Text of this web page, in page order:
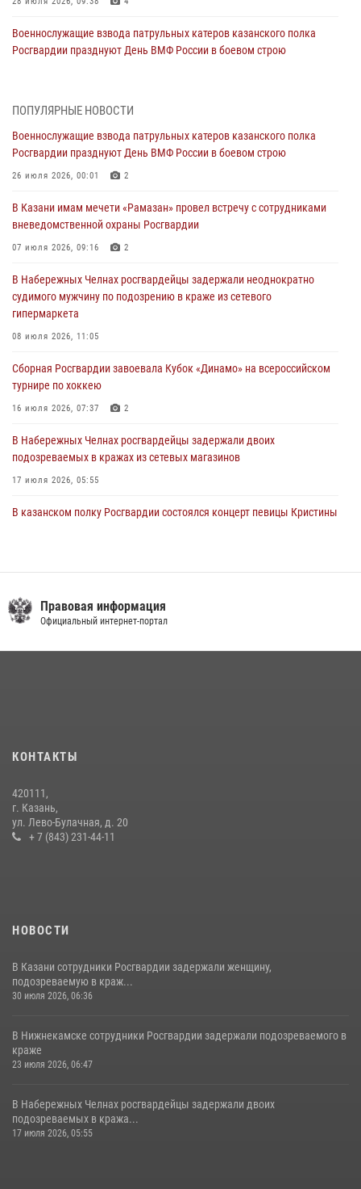
Военнослужащие взвода патрульных катеров казанского полка
Росгвардии празднуют День ВМФ России в боевом строю
Татарстанские росгвардейцы завоевали «бронзу» в окружном этапе
24 июля 2026, 15:05 4
В казанском полку Росгвардии состоялся концерт певицы Кристины
В Нижнекамске сотрудники Росгвардии задержали подозреваемого
23 июля 2026, 06:47
В Казани Росгвардия приняла участие в обеспечении безопасности
крестного хода и освящения храма
ПОПУЛЯРНЫЕ НОВОСТИ
Военнослужащие взвода патрульных катеров казанского полка
Росгвардии празднуют День ВМФ России в боевом строю
26 июля 2026, 00:01 2
В Казани имам мечети «Рамазан» провел встречу с сотрудниками
вневедомственной охраны Росгвардии
07 июля 2026, 09:16 2
В Набережных Челнах росгвардейцы задержали неоднократно
судимого мужчину по подозрению в краже из сетевого
гипермаркета
08 июля 2026, 11:05
Сборная Росгвардии завоевала Кубок «Динамо» на всероссийском
турнире по хоккею
16 июля 2026, 07:37 2
В Набережных Челнах росгвардейцы задержали двоих
подозреваемых в кражах из сетевых магазинов
17 июля 2026, 05:55
В казанском полку Росгвардии состоялся концерт певицы Кристины
секретами своего семейного счастья
08 июля 2026, 07:48 4
15 июля отмечается День образования подразделений связи
Росгвардии
15 июля 2026, 08:41
Правовая информация
Официальный интернет-портал
КОНТАКТЫ
420111,
г. Казань,
ул. Лево-Булачная, д. 20
+ 7 (843) 231-44-11
НОВОСТИ
В Казани сотрудники Росгвардии задержали женщину,
подозреваемую в краж...
30 июля 2026, 06:36
В Нижнекамске сотрудники Росгвардии задержали подозреваемого в
краже
23 июля 2026, 06:47
В Набережных Челнах росгвардейцы задержали двоих
подозреваемых в кража...
17 июля 2026, 05:55